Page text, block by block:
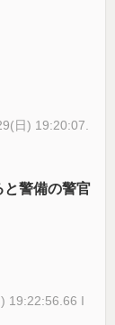
日) 19:20:07.
と警備の警官
19:22:56.66 I